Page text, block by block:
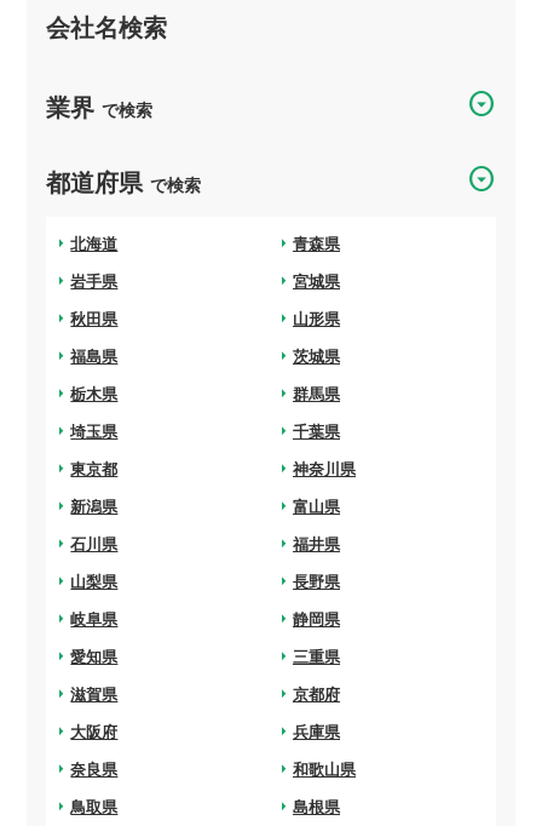
会社名検索
業界で検索 arrow_drop_down_circle
都道府県で検索 arrow_drop_down_circle
北海道
arrow_right 青森県
arrow_right
岩手県
arrow_right 宮城県
arrow_right
秋田県
arrow_right 山形県
arrow_right
福島県
arrow_right 茨城県
arrow_right
栃木県
arrow_right 群馬県
arrow_right
埼玉県
arrow_right 千葉県
arrow_right
東京都
arrow_right 神奈川県
arrow_right
新潟県
arrow_right 富山県
arrow_right
石川県
arrow_right 福井県
arrow_right
山梨県
arrow_right 長野県
arrow_right
岐阜県
arrow_right 静岡県
arrow_right
愛知県
arrow_right 三重県
arrow_right
滋賀県
arrow_right 京都府
arrow_right
大阪府
arrow_right 兵庫県
arrow_right
奈良県
arrow_right 和歌山県
arrow_right
鳥取県
arrow_right 島根県
arrow_right